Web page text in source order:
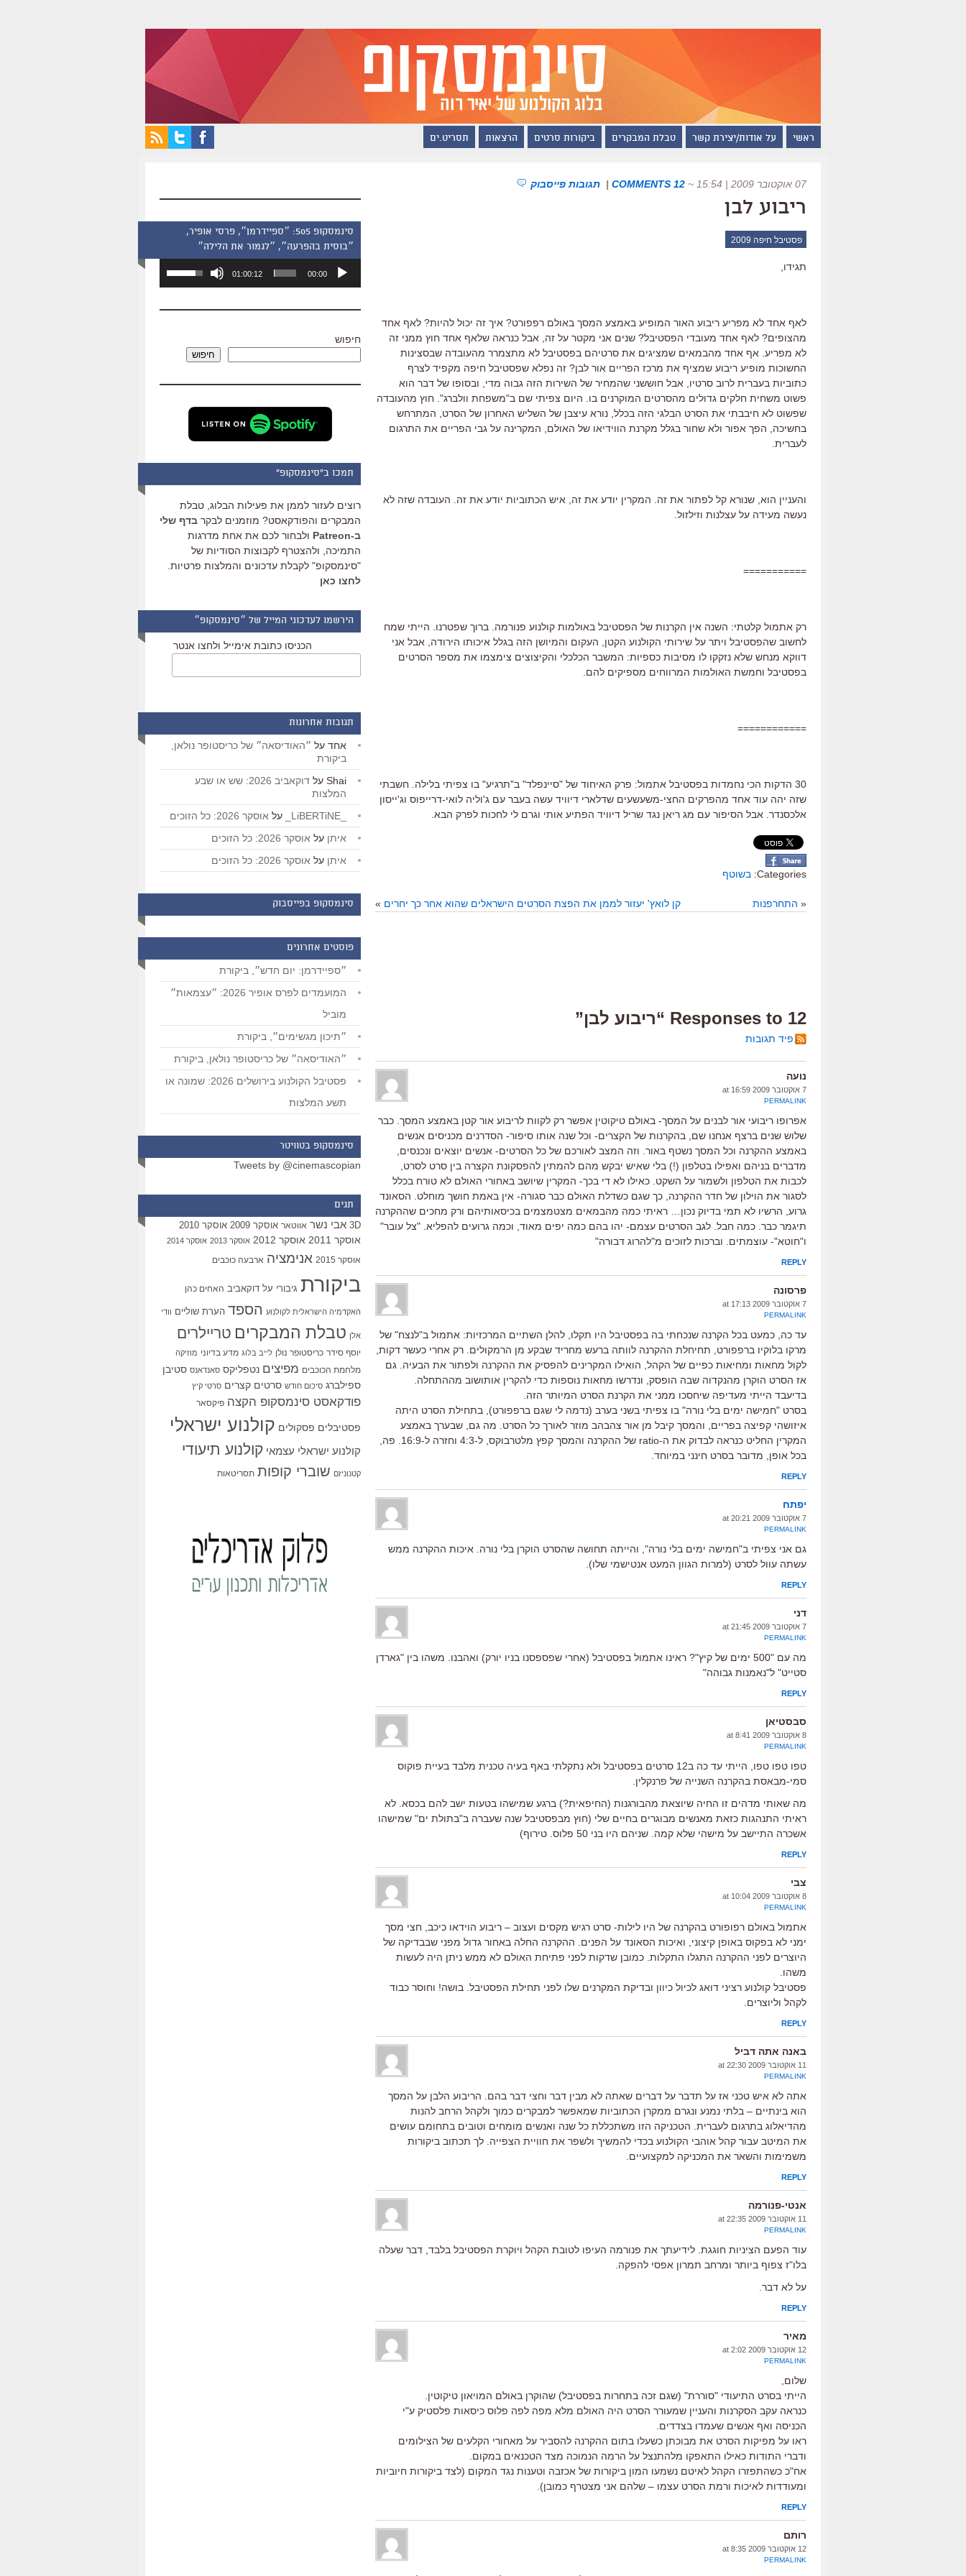
ראשי על אודות/יצירת קשר טבלת המבקרים ביקורות סרטים הרצאות תסריט.ים
07 אוקטובר 2009 | 15:54 ~
12 COMMENTS
| תגובות פייסבוק
ריבוע לבן
פסטיבל חיפה 2009
תגידו,
לאף אחד לא מפריע ריבוע האור המופיע באמצע המסך באולם רפפורט? איך זה יכול להיות? לאף אחד
מהצופים? לאף אחד מעובדי הפסטיבל? שנים אני מקטר על זה, אבל כנראה שלאף אחד חוץ ממני זה
לא מפריע. אף אחד מהבמאים שמציגים את סרטיהם בפסטיבל לא מתצמרר מהעובדה שבסצינות
החשוכות מופיע ריבוע שמציף את מרכז הפריים אור לבן? זה נפלא שפסטיבל חיפה מקפיד לצרף
כתוביות בעברית לרוב סרטיו, אבל חוששני שהמחיר של השירות הזה גבוה מדי, ובסופו של דבר הוא
פשוט משחית חלקים גדולים מהסרטים המוקרנים בו. היום צפיתי שם ב"משפחת וולברג". חוץ מהעובדה
שפשוט לא חיבבתי את הסרט הבלגי הזה בכלל, נורא עיצבן של השליש האחרון של הסרט, המתרחש
בחשיכה, הפך אפור ולא שחור בגלל מקרנת הווידיאו של האולם, המקרינה על גבי הפריים את התרגום
לעברית.
והעניין הוא, שנורא קל לפתור את זה. המקרין יודע את זה, איש הכתוביות יודע את זה. העובדה שזה לא
נעשה מעידה על עצלנות וזילזול.
===========
רק אתמול קלטתי: השנה אין הקרנות של הפסטיבל באולמות קולנוע פנורמה. ברוך שפטרנו. הייתי שמח
לחשוב שהפסטיבל ויתר על שירותי הקולנוע הקטן, העקום והמיושן הזה בגלל איכותו הירודה, אבל אני
דווקא מנחש שלא נזקקו לו מסיבות כספיות: המשבר הכלכלי והקיצוצים צימצמו את מספר הסרטים
בפסטיבל וחמשת האולמות המרווחים מספיקים להם.
============
30 הדקות הכי נחמדות בפסטיבל אתמול: פרק האיחוד של "סיינפלד" ב"תרגיע" בו צפיתי בלילה. חשבתי
שזה יהה עוד אחד מהפרקים החצי-משעשעים שדלארי דיוויד עשה בעבר עם ג'וליה לואי-דרייפוס וג'ייסון
אלכסנדר. אבל הסיפור עם מג ריאן נגד שריל דיוויד הפתיע אותי וגרם לי לחכות לפרק הבא.
Categories: בשוטף
« התחרפנות קן לואץ' יעזור לממן את הפצת הסרטים הישראלים שהוא אחר כך יחרים »
12 Responses to “ריבוע לבן”
פיד תגובות
נועה
7 אוקטובר 2009 at 16:59
PERMALINK
אפרופו ריבועי אור לבנים על המסך- באולם טיקוטין אפשר רק לקוות לריבוע אור קטן באמצע המסך. כבר
שלוש שנים ברצף אנחנו שם, בהקרנות של הקצרים- וכל שנה אותו סיפור- הסדרנים מכניסים אנשים
באמצע ההקרנה וכל המסך נשטף באור. וזה המצב לאורכם של כל הסרטים- אנשים יוצאים ונכנסים,
מדברים בניהם ואפילו בטלפון (!) בלי שאיש יבקש מהם להמתין להפסקונת הקצרה בין סרט לסרט,
לכבות את הטלפון ולשמור על השקט. כאילו לא די בכך- המקרין שיושב באחורי האולם לא טורח בכלל
לסגור את הוילון של חדר ההקרנה, כך שגם כשדלת האולם כבר סגורה- אין באמת חושך מוחלט. הסאונד
גרוע, הרשיו לא תמי בדיוק נכון… ראיתי כמה מהבמאים מצטמצמים בכיסאותיהם ורק מחכים שההקרנה
תיגמר כבר. כמה חבל. לגב הסרטים עצמם- יהו בהם כמה יפים מאוד, וכמה גרועים להפליא. "צל עובר"
ו"חוטא"- עוצמתים. וברכות לזוכים מ"להרוג דבורה"
REPLY
פרסונה
7 אוקטובר 2009 at 17:13
PERMALINK
עד כה, כמעט בכל הקרנה שנכחתי בה בפסטיבל היו תקלו, להלן השתיים המרכזיות: אתמול ב"לנצח" של
מרקו בלוקיו ברפפורט, תחיחלת ההקרנה לוותה ברעש מחריד שבקע מן הרמקולים. רק אחרי כעשר דקות,
לקול מחאות ומחיאות כפיים של הקהל, הואילו המקרינים להפסיק את ההקרנה ולפתור את הבעיה. גם
אז הסרט הוקרן מהנקדוה שבה הופסק, ונדרשו מחאות נוספות כדי להקרין אותושוב מההתחלה.
בדיעבד הייתי מעדיפה שיחסכו ממני את הקרנת הסרט המיותר הזה.
בסרט "חמישה ימים בלי נורה" בו צפיתי בשני בערב (נדמה לי שגם ברפפורט), בתחילת הסרט היתה
איזושהי קפיצה בפריים, והמסך קיבל מן אור צהבהב מוזר לאורך כל הסרט. מה גם, שבערך באמצע
המקרין החליט כנראה לבדוק את ה-ratio של ההקרנה והמסך קפץ מלטרבוקס, ל-4:3 וחזרה ל-16:9. פה,
בכל אופן, מדובר בסרט חינני במיוחד.
REPLY
יפתח
7 אוקטובר 2009 at 20:21
PERMALINK
גם אני צפיתי ב"חמישה ימים בלי נורה", והייתה תחושה שהסרט הוקרן בלי נורה. איכות ההקרנה ממש
עשתה עוול לסרט (למרות הגוון המעט אנטישמי שלו).
REPLY
דני
7 אוקטובר 2009 at 21:45
PERMALINK
מה עם "500 ימים של קיץ"? ראינו אתמול בפסטיבל (אחרי שפספסנו בניו יורק) ואהבנו. משהו בין "גארדן
סטייט" ל"נאמנות גבוהה"
REPLY
סבסטיאן
8 אוקטובר 2009 at 8:41
PERMALINK
טפו טפו טפו, הייתי עד כה ב12 סרטים בפסטיבל ולא נתקלתי באף בעיה טכנית מלבד בעיית פוקוס
סמי-מבאסת בהקרנה השנייה של פרנקלין.
מה שאותי מדהים זו החיה שיוצאת מהבורגנות (החיפאית?) ברגע שמישהו בטעות ישב להם בכסא. לא
ראיתי התנהגות כזאת מאנשים מבוגרים בחיים שלי (חוץ מבפסטיבל שנה שעברה ב"בתולת ים" שמישהו
אשכרה התיישב על מישהי שלא קמה. שניהם היו בני 50 פלוס. טירוף)
REPLY
צבי
8 אוקטובר 2009 at 10:04
PERMALINK
אתמול באולם רפופורט בהקרנה של היו לילות- סרט רגיש מקסים ועצוב – ריבוע הוידאו כיכב, חצי מסך
ימני לא בפקוס באופן קיצוני, ואיכות הסאונד על הפנים. ההקרנה החלה באחור גדול מפני שבבדיקה של
היוצרים לפני ההקרנה התגלו התקלות. כמובן שדקות לפני פתיחת האולם לא ממש ניתן היה לעשות
משהו.
פסטיבל קולנוע רציני דואג לכיול כיוון ובדיקת המקרנים שלו לפני תחילת הפסטיבל. בושה! וחוסר כבוד
לקהל וליוצרים.
REPLY
באנה אתה דביל
11 אוקטובר 2009 at 22:30
PERMALINK
אתה לא איש טכני אז על תדבר על דברים שאתה לא מבין דבר וחצי דבר בהם. הריבוע הלבן על המסך
הוא בינתיים – בלתי נמנע ונגרם ממקרן הכתוביות שמאפשר למבקרים כמוך ולקהל הרחב להנות
מהדיאלוג בתרגום לעברית. הטכניקה הזו משתכללת כל שנה ואנשים מומחים וטובים בתחומם עושים
את המיטב עבור קהל אוהבי הקולנוע בכדי להמשיך ולשפר את חוויית הצפייה. לך תכתוב ביקורות
משמימות והשאר את המכניקה למקצועיים.
REPLY
אנטי-פנורמה
11 אוקטובר 2009 at 22:35
PERMALINK
עוד הפעם הציניות חוגגת. לידיעתך את פנורמה העיפו לטובת הקהל ויוקרת הפסטיבל בלבד, דבר שעלה
בלו"ז צפוף ביותר ומרחב תמרון אפסי להפקה.
על לא דבר.
REPLY
מאיר
12 אוקטובר 2009 at 2:02
PERMALINK
שלום,
הייתי בסרט התיעודי "סוררת" (שגם זכה בתחרות בפסטיבל) שהוקרן באולם המויאון טיקוטין.
כנראה עקב הסקרנות והעניין שמעורר הסרט היה האולם מלא מפה לפה פלוס כיסאות פלסטיק ע"י
הכניסה ואף אנשים שעמדו בצדדים.
ראו על מפיקות הסרט את מבוכתן כשעלו בתום ההקרנה להסביר על מאחורי הקלעים של הצילומים
ודברי התודות כאילו התאפקו מלהתנצל על הרמה הנמוכה מצד הטכנאים במקום.
אח"כ כשהתפזרו הקהל לאיטם נשמעו המון ביקורות של אכזבה וטענות נגד המקום (לצד ביקורות חיוביות
ומעודדות לאיכות ורמת הסרט עצמו – שלהם אני מצטרף כמובן).
REPLY
רותם
12 אוקטובר 2009 at 8:35
PERMALINK
סינמסקופ 505: ״ספיידרמן״, פרסי אופיר,
״בוסית בהפרעה״, ״לגמור את הלילה״
אודיו
00:00
01:00:12
השתמש
כדי
שמע.
חיפוש
חיפוש
תמכו ב"סינמסקופ"
רוצים לעזור לממן את פעילות הבלוג, טבלת
המבקרים והפודקאסט? מוזמנים לבקר בדף שלי
ב-Patreon
ולבחור לכם את אחת מדרגות
התמיכה, ולהצטרף לקבוצות הסודיות של
"סינמסקופ" לקבלת עדכונים והמלצות פרטיות.
לחצו כאן
הירשמו לעדכוני המייל של ״סינמסקופ״
הכניסו כתובת אימייל ולחצו אנטר
תגובות אחרונות
אחד על ״האודיסאה״ של כריסטופר נולאן,
ביקורת
Shai על
דוקאביב 2026: שש או שבע
המלצות
על אוסקר 2026: כל הזוכים
איתן על אוסקר 2026: כל הזוכים
איתן על אוסקר 2026: כל הזוכים
סינמסקופ בפייסבוק
פוסטים אחרונים
״ספיידרמן: יום חדש״, ביקורת
המועמדים לפרס אופיר 2026: ״עצמאות״
מוביל
״תיכון מגשימים״, ביקורת
״האודיסאה״ של כריסטופר נולאן, ביקורת
פסטיבל הקולנוע בירושלים 2026: שמונה או
תשע המלצות
סינמסקופ בטוויטר
Tweets by @cinemascopian
תגים
3D אבי נשר אווטאר אוסקר 2009 אוסקר 2010
אוסקר 2011 אוסקר 2012 אוסקר 2013 אוסקר 2014
אוסקר 2015 אנימציה ארבעה כוכבים
ביקורת גיבורי על דוקאביב האחים כהן
האקדמיה הישראלית לקולנוע הספד הערת שוליים וודי
אלן טבלת המבקרים טריילרים
יוסף סידר כריסטופר נולן לייב בלוג מדע בדיוני מוזיקה
מלחמת הכוכבים מפיצים נטפליקס סאנדאנס סטיבן
ספילברג סיכום חודש סרטים קצרים סרטי קיץ
פודקאסט סינמסקופ הקצה פיקסאר
פסטיבלים פסקולים קולנוע ישראלי
קולנוע ישראלי עצמאי קולנוע תיעודי
קטנוניזם שוברי קופות תסריטאות